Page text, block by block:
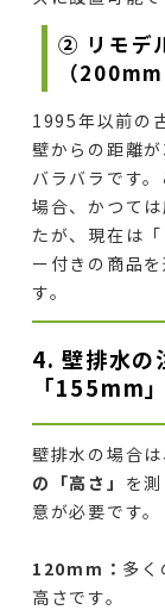
② リモデ
（200mm
1995年以前の
壁からの距離
バラバラです
場合、かつて
たが、現在は
ー付きの商品
す。
4. 壁排水の
「155mm
壁排水の場合
の「高さ」 を
意が必要です。
120mm： 多く
高さです。